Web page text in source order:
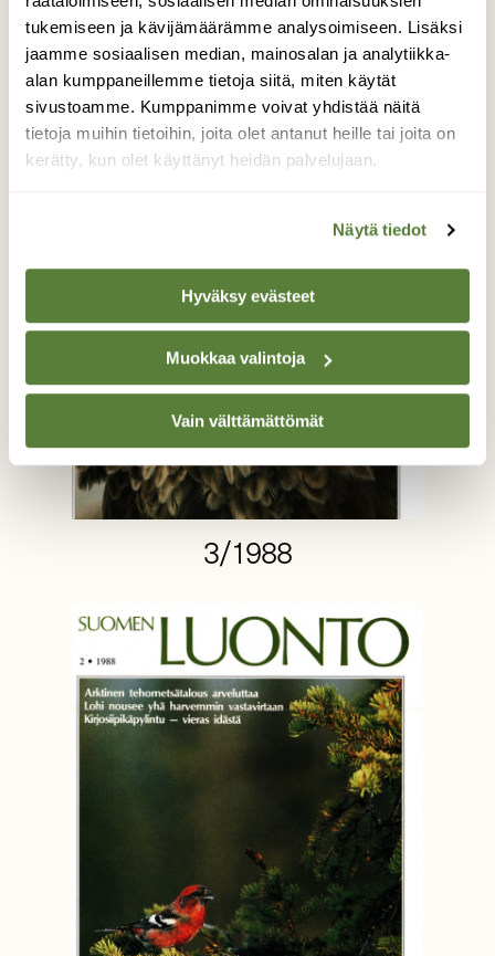
tukemiseen ja kävijämäärämme analysoimiseen. Lisäksi
jaamme sosiaalisen median, mainosalan ja analytiikka-
alan kumppaneillemme tietoja siitä, miten käytät
sivustoamme. Kumppanimme voivat yhdistää näitä
tietoja muihin tietoihin, joita olet antanut heille tai joita on
kerätty, kun olet käyttänyt heidän palvelujaan.
Näytä tiedot
Hyväksy evästeet
Muokkaa valintoja
Vain välttämättömät
3/1988